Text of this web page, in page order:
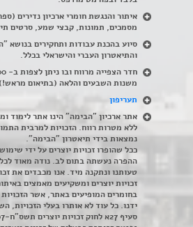
איתור והנגשת חומרי ארכיון נדירים (
מסמכים, תמונות, קבצי שמע, סרטים
סיוע בהכנת עבודות ותחקירים בנושא
והתיאטרון העברי והישראלי בכלל.
משנות השבעים והלאה (בתיאום מראש!)
תעריפון
אתר ארכיון "הבימה" הינו אתר לימוד
ללא מטרות רווח. הזכויות למרבית
נמצאות בידי תיאטרון "הבימה".
ככל שהופרו זכויות יוצרים על ידי
ההפרה נעשתה בתום לב. נודה מאוד לכל
טעותנו ונתקנה מיד. אנו מכבדים את
זכויות יוצרים ומשקיעים מאמצים
בחומרים המופיעים באתר, אשר הזכויות
ידנו. כל עוד לא אותרו בעלי הזכויות,